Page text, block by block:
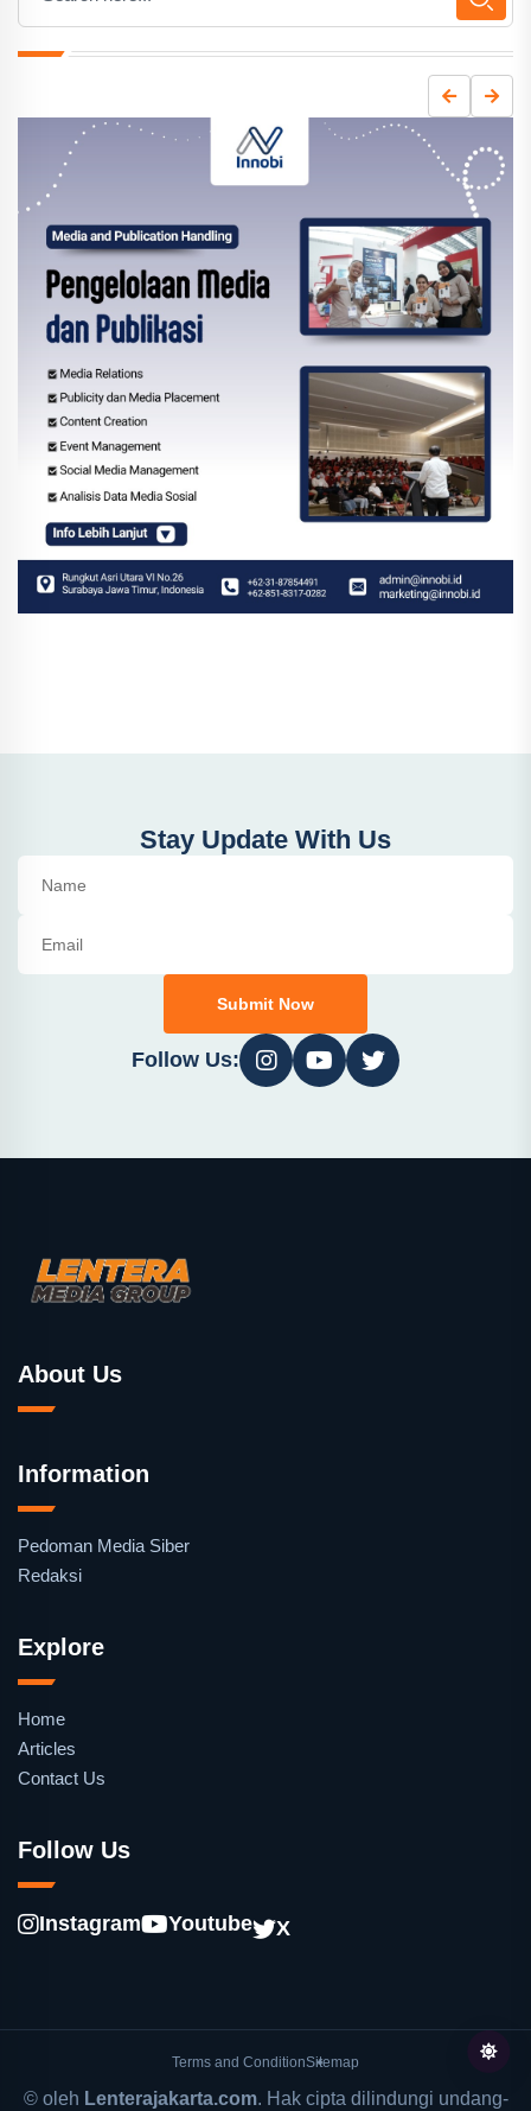
Stay Update With Us
Submit Now
Follow Us:
About Us
Information
Pedoman Media Siber
Redaksi
Explore
Home
Articles
Contact Us
Follow Us
Instagram Youtube X
Terms and ConditionSitemap
© oleh Lenterajakarta.com. Hak cipta dilindungi undang-